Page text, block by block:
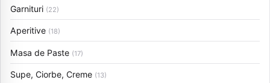
Garnituri (22)
Aperitive (18)
Masa de Paste (17)
Supe, Ciorbe, Creme (13)